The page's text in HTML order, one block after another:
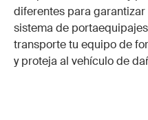
diferentes para garantizar
sistema de
transporte tu equipo de
y proteja al vehículo de